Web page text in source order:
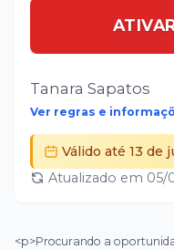
Tanara Sapatos
Ver regras e
Válido até13 de
Atualizado em 05/
<p>Procurando a